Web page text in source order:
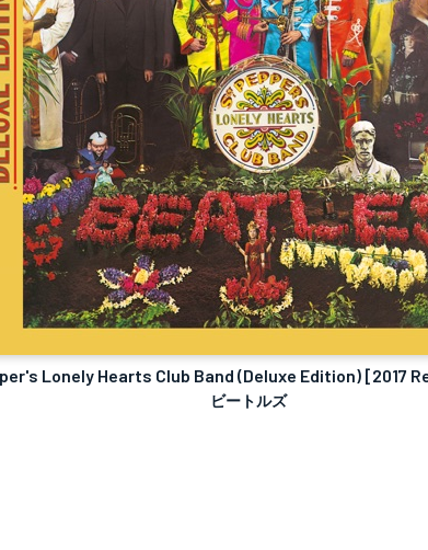
Lonely Hearts Club Band (Deluxe Edition) [2017
ビートルズ